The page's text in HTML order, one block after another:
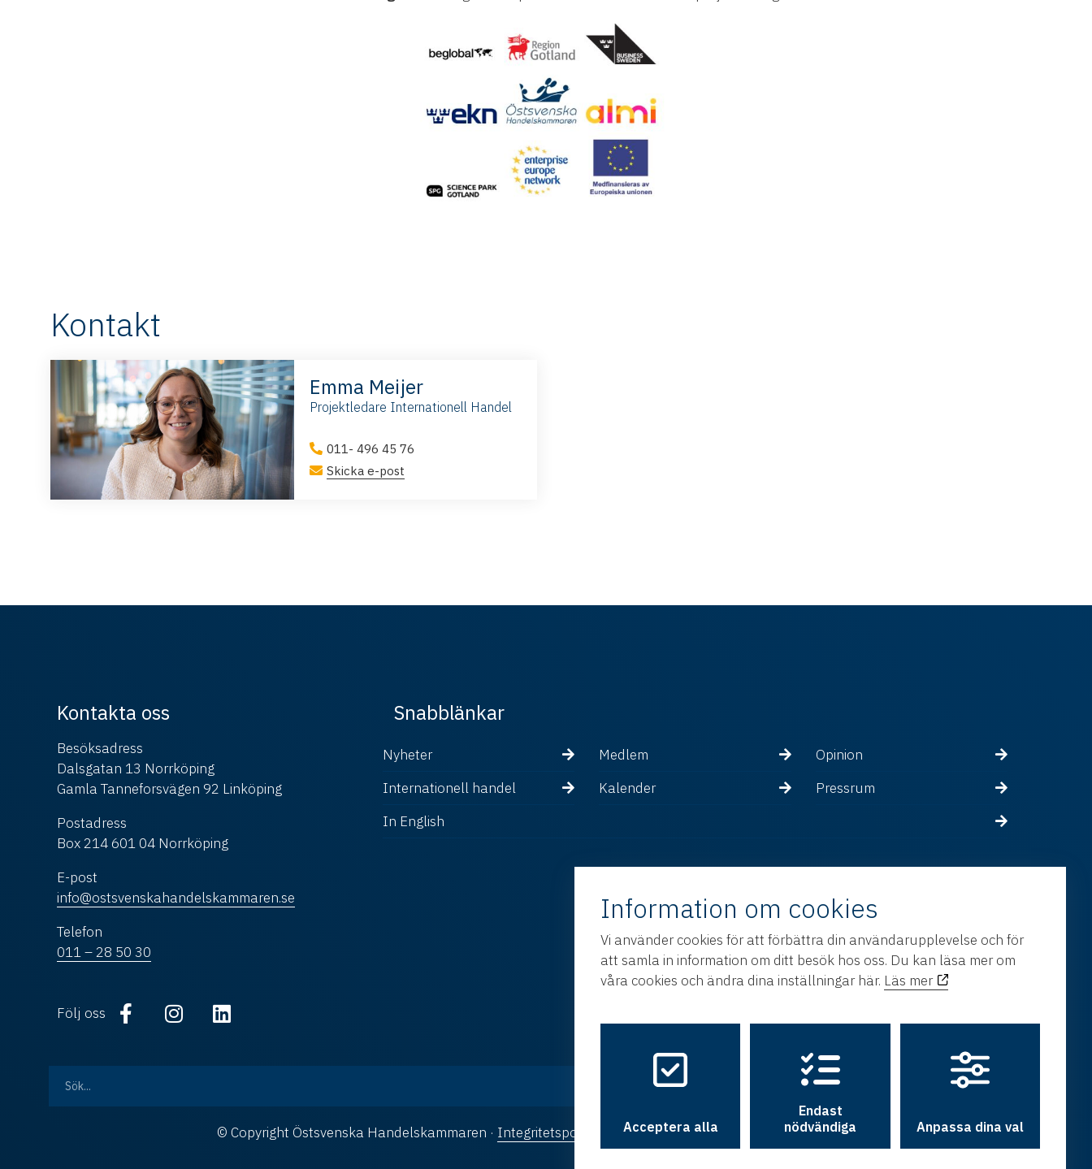
Kontakt
Emma Meijer
Projektledare Internationell Handel
011- 496 45 76
Skicka e-post
Kontakta oss
Besöksadress
Dalsgatan 13 Norrköping
Gamla Tanneforsvägen 92 Linköping
Postadress
Box 214 601 04 Norrköping
E-post
info@ostsvenskahandelskammaren.se
Telefon
011 – 28 50 30
Följ oss
Snabblänkar
Nyheter Medlem
Opinion
Internationell handel
Kalender
Pressrum
In English
© Copyright Östsvenska Handelskammaren · Integritetspolicy Cookies· Design och utveckling avHamrén
Information om cookies
Vi använder cookies för att förbättra din användarupplevelse och för
att samla in information om ditt besök hos oss. Du kan läsa mer om
våra cookies och ändra dina inställningar här. Läs mer
Acceptera alla
Endast
nödvändiga
Anpassa dina val